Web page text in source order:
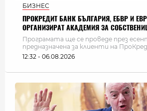
БИЗНЕС
ПРОКРЕДИТ БАНК БЪЛГАРИЯ, ЕБВР И
ОРГАНИЗИРАТ АКАДЕМИЯ ЗА
Програмата ще се проведе през
предназначена за клиенти на
12:32 - 06.08.2026